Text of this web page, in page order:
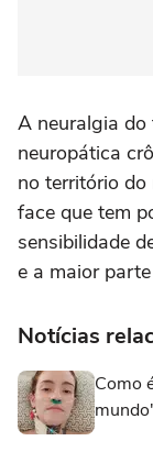
A neuralgia do
neuropática
no território
face que tem
sensibilidade
e a maior
Notícias
Como